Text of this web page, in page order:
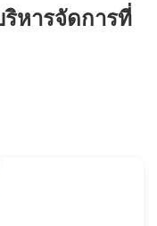
หารจัดการที่